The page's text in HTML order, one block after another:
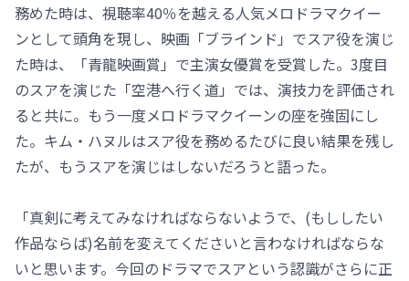
務めた時は、視聴率40％を越える人気メロドラマクイー
ンとして頭角を現し、映画「ブラインド」でスア役を演じ
た時は、「青龍映画賞」で主演女優賞を受賞した。3度目
のスアを演じた「空港へ行く道」では、演技力を評価され
ると共に。もう一度メロドラマクイーンの座を強固にし
た。キム・ハヌルはスア役を務めるたびに良い結果を残し
たが、もうスアを演じはしないだろうと語った。
「真剣に考えてみなければならないようで、(もししたい
作品ならば)名前を変えてくださいと言わなければならな
いと思います。今回のドラマでスアという認識がさらに正